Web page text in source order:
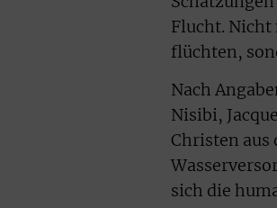
Flucht. Nicht
flüchten,
Nach
Nisibi,
Christen aus
sich die